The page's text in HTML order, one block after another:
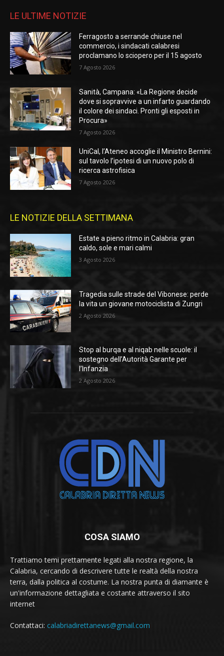
LE ULTIME NOTIZIE
Ferragosto a serrande chiuse nel
commercio, i sindacati calabresi
proclamano lo sciopero per il 15 agosto
7 Agosto 2026
Sanità, Campana: «La Regione decide
dove si sopravvive a un infarto guardando
il colore dei sindaci. Pronti gli esposti in
Procura»
7 Agosto 2026
UniCal, l’Ateneo accoglie il Ministro Bernini:
sul tavolo l’ipotesi di un nuovo polo di
ricerca astrofisica
7 Agosto 2026
LE NOTIZIE DELLA SETTIMANA
Estate a pieno ritmo in Calabria: gran
caldo, sole e mari calmi
3 Agosto 2026
Tragedia sulle strade del Vibonese: perde
la vita un giovane motociclista di Zungri
2 Agosto 2026
Stop al burqa e al niqab nelle scuole: il
sostegno dell’Autorità Garante per
l’Infanzia
2 Agosto 2026
COSA SIAMO
Trattiamo temi prettamente legati alla nostra regione, la
Calabria, cercando di descrivere tutte le realtà della nostra
terra, dalla politica al costume. La nostra punta di diamante è
un'informazione dettagliata e costante attraverso il sito
internet
Contattaci: calabriadirettanews@gmail.com